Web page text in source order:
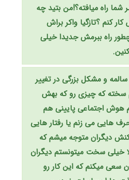
شما راه میافته؟!من بتید چه
کنم ؟تازگیا واکر براش
راه ببرمش جدیدا خیلی
سلام من تقریبا 17 سالمه و مشکل بزرگی در تغییر
سخته که چیزی رو که بهش
هوش اجتماعی پایینی هم
هایی می زنم یا رفتار هایی
دیگران متوجه میشم که
خیلی سخت میتونستم دیگران
سعی میکنم که این کار رو